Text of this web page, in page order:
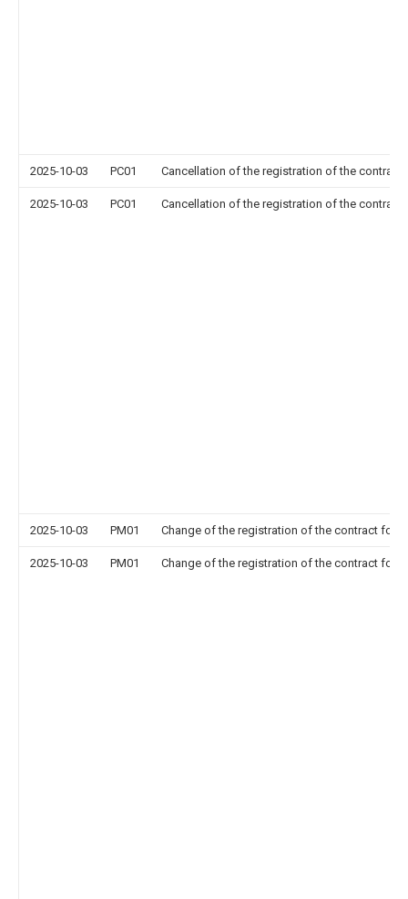
2025-10-03 PC01 Cancellation of the registration of the
2025-10-03 PC01 Cancellation of the registration of the
2025-10-03 PM01 Change of the registration of the contract for
2025-10-03 PM01 Change of the registration of the contract for